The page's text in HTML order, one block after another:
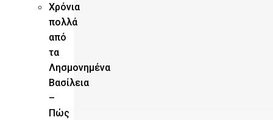
Χρόνια
πολλά
από
τα
Λησμονημένα
Βασίλεια
–
Πώς